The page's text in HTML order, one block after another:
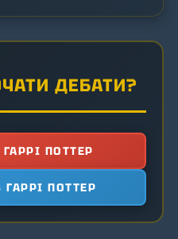
ДЕБАТИ?
ПОТТЕР
ПОТТЕР